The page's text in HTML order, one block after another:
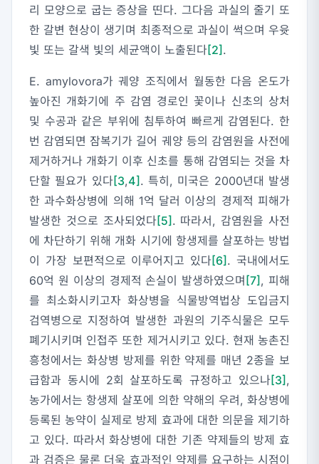
리 모양으로 굽는 증상을 띤다. 그다음 과실의 줄기 또
한 갈변 현상이 생기며 최종적으로 과실이 썩으며 우윳
빛 또는 갈색 빛의 세균액이 노출된다[2] .
E. amylovora가 궤양 조직에서 월동한 다음 온도가
높아진 개화기에 주 감염 경로인 꽃이나 신초의 상처
및 수공과 같은 부위에 침투하여 빠르게 감염된다. 한
번 감염되면 잠복기가 길어 궤양 등의 감염원을 사전에
제거하거나 개화기 이후 신초를 통해 감염되는 것을 차
단할 필요가 있다[3,4] . 특히, 미국은 2000년대 발생
한 과수화상병에 의해 1억 달러 이상의 경제적 피해가
발생한 것으로 조사되었다[5] . 따라서, 감염원을 사전
에 차단하기 위해 개화 시기에 항생제를 살포하는 방법
이 가장 보편적으로 이루어지고 있다[6] . 국내에서도
60억 원 이상의 경제적 손실이 발생하였으며 [7] , 피해
를 최소화시키고자 화상병을 식물방역법상 도입금지
검역병으로 지정하여 발생한 과원의 기주식물은 모두
폐기시키며 인접주 또한 제거시키고 있다. 현재 농촌진
흥청에서는 화상병 방제를 위한 약제를 매년 2종을 보
급함과 동시에 2회 살포하도록 규정하고 있으나[3] ,
농가에서는 항생제 살포에 의한 약해의 우려, 화상병에
등록된 농약이 실제로 방제 효과에 대한 의문을 제기하
고 있다. 따라서 화상병에 대한 기존 약제들의 방제 효
과 검증은 물론 더욱 효과적인 약제를 요구하는 시점이